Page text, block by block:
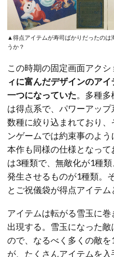
▲得点アイテムが寿司ばかりだったのは
うか？
この時期の固定画面アク
ィに富んだデザインのア
一つになっていた。多種
は得点系で、パワーアッ
数種に絞り込まれており
ンゲームでは約束事のよ
本作も同様の仕様となっ
は3種類で、無敵化が1種
発生させるものが1種類。
とご祝儀袋が得点アイテム
アイテムは転がる雪玉に
出現する。雪玉になった
ので、なるべく多くの敵
が、たくさんアイテムを入